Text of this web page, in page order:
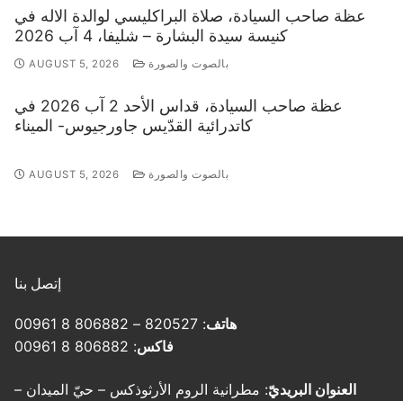
عظة صاحب السيادة، صلاة البراكليسي لوالدة الاله في
كنيسة سيدة البشارة – شليفا، 4 آب 2026
AUGUST 5, 2026 بالصوت والصورة
عظة صاحب السيادة، قداس الأحد 2 آب 2026 في
كاتدرائية القدّيس جاورجيوس- الميناء
AUGUST 5, 2026 بالصوت والصورة
إتصل بنا
هاتف: 820527 – 806882 8 00961
فاكس: 806882 8 00961
العنوان البريديّ: مطرانية الروم الأرثوذكس – حيّ الميدان –